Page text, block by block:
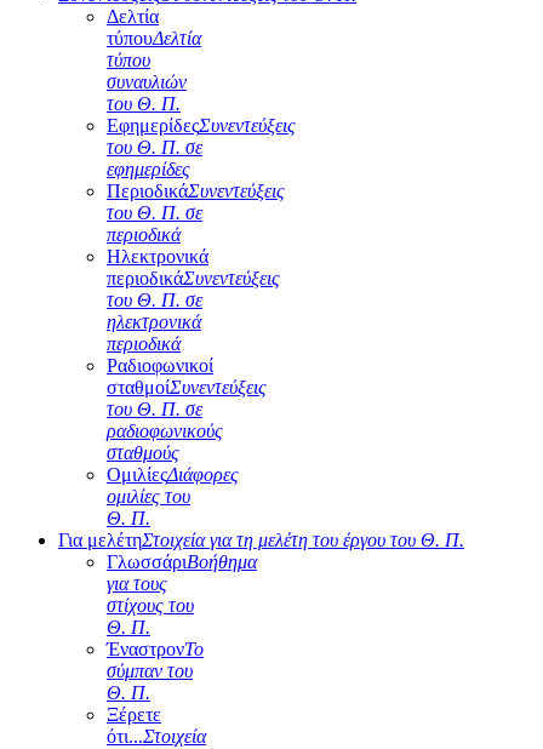
Δελτία
τύπουΔελτία
τύπου
συναυλιών
του Θ. Π.
ΕφημερίδεςΣυνεντεύξεις
του Θ. Π. σε
εφημερίδες
ΠεριοδικάΣυνεντεύξεις
του Θ. Π. σε
περιοδικά
Ηλεκτρονικά
περιοδικάΣυνεντεύξεις
του Θ. Π. σε
ηλεκτρονικά
περιοδικά
Ραδιοφωνικοί
σταθμοίΣυνεντεύξεις
του Θ. Π. σε
ραδιοφωνικούς
σταθμούς
ΟμιλίεςΔιάφορες
ομιλίες του
Θ. Π.
Για μελέτηΣτοιχεία για τη μελέτη του έργου του Θ. Π.
ΓλωσσάριΒοήθημα
για τους
στίχους του
Θ. Π.
ΈναστρονΤο
σύμπαν του
Θ. Π.
Ξέρετε
ότι...Στοιχεία